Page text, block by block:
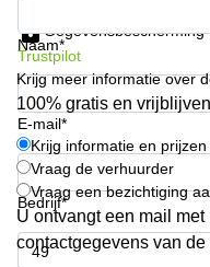
Arnhem
Kantoorruimte
in Arnhem
Coworking
space
Hilversum
Coworking
space
Zwolle
Naam*
E-mail*
Bedrijf*
Gegevensbescherming
Trustpilot
Krijg meer informatie over
100% gratis en
Krijg informatie en prijzen
Vraag de verhuurder
Vraag een bezichtiging
U ontvangt een mail
contactgegevens van de